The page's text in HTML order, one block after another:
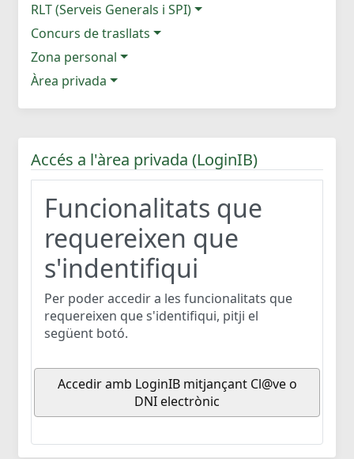
RLT (Serveis Generals i SPI)
Concurs de trasllats
Zona personal
Àrea privada
Accés a l'àrea privada (LoginIB)
Funcionalitats que
requereixen que
s'indentifiqui
Per poder accedir a les funcionalitats que
requereixen que s'identifiqui, pitji el
següent botó.
Accedir amb LoginIB mitjançant Cl@ve o
DNI electrònic